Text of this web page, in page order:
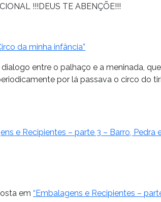
!!!DEUS TE ABENÇÕE!!!
da minha infância”
entre o palhaço e a meninada,
por lá passava o circo do
e Recipientes – parte 3 – Barro, Pedra
em “Embalagens e Recipientes –